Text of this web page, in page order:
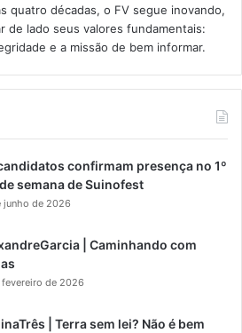
quatro décadas, o FV segue inovando,
de lado seus valores fundamentais:
e a missão de bem informar.​
confirmam presença no 1º
semana de Suinofest
junho de 2026
| Caminhando com
fevereiro de 2026
| Terra sem lei? Não é bem